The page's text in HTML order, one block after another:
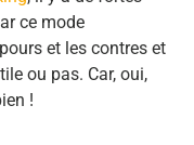
ce mode
et les contres et
ou pas. Car, oui,
!